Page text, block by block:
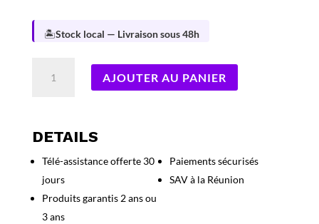
🏝️Stock local — Livraison sous 48h
ATX
1050
PRO
Modulaire
Blanc
AJOUTER AU PANIER
DETAILS
Télé-assistance offerte 30
jours
Produits garantis 2 ans ou
3 ans
Paiements sécurisés
SAV à la Réunion